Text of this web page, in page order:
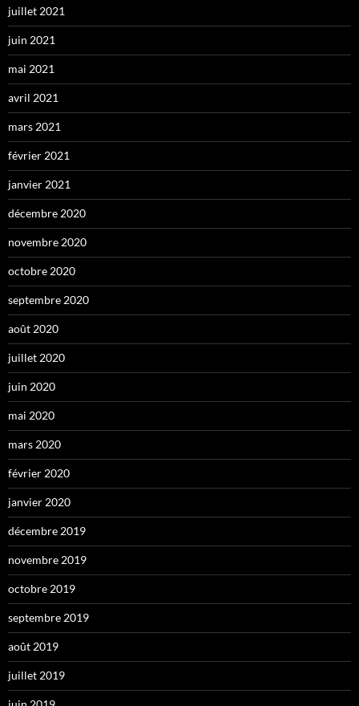
juillet 2021
juin 2021
mai 2021
avril 2021
mars 2021
février 2021
janvier 2021
décembre 2020
novembre 2020
octobre 2020
septembre 2020
août 2020
juillet 2020
juin 2020
mai 2020
mars 2020
février 2020
janvier 2020
décembre 2019
novembre 2019
octobre 2019
septembre 2019
août 2019
juillet 2019